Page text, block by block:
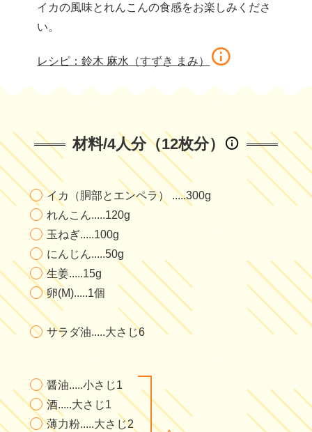
イカの風味とれんこんの食感をお楽しみくださ
い。
レシピ：鈴木 麻水（すずき まみ）
材料/4人分（12枚分）
イカ（胴部とエンペラ） .....300g
れんこん.....120g
玉ねぎ.....100g
にんじん.....50g
生姜.....15g
卵(M).....1個
サラダ油.....大さじ6
醤油.....小さじ1
酒.....大さじ1
薄力粉.....大さじ2